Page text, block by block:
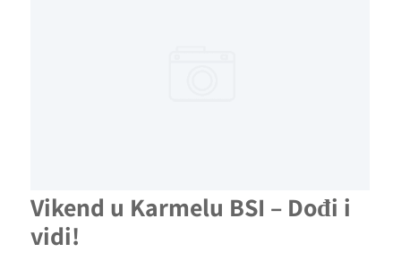
Vikend u Karmelu BSI – Dođi i
vidi!